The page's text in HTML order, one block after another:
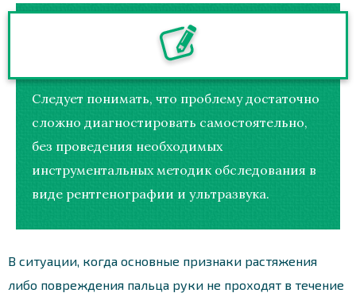
Следует понимать, что проблему достаточно
сложно диагностировать самостоятельно,
без проведения необходимых
инструментальных методик обследования в
виде рентгенографии и ультразвука.
В ситуации, когда основные признаки растяжения
либо повреждения пальца руки не проходят в течение